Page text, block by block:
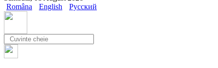
Româna
English Русский